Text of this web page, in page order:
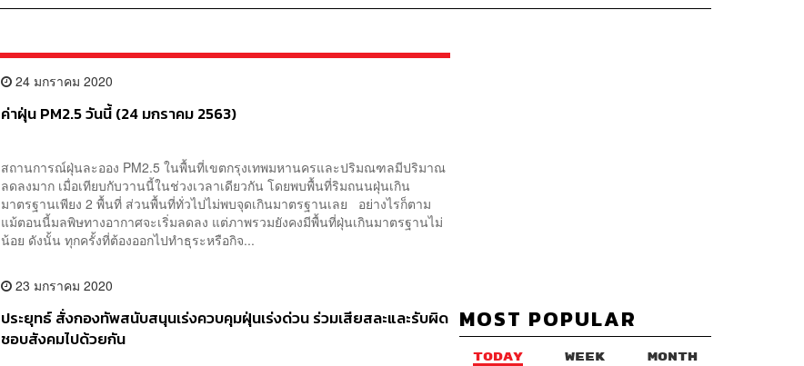
24 มกราคม 2020
ค่าฝุ่น PM2.5 วันนี้ (24 มกราคม 2563)
สถานการณ์ฝุ่นละออง PM2.5 ในพื้นที่เขตกรุงเทพมหานครและปริมณฑลมีปริมาณ
ลดลงมาก เมื่อเทียบกับวานนี้ในช่วงเวลาเดียวกัน โดยพบพื้นที่ริมถนนฝุ่นเกิน
มาตรฐานเพียง 2 พื้นที่ ส่วนพื้นที่ทั่วไปไม่พบจุดเกินมาตรฐานเลย อย่างไรก็ตาม
แม้ตอนนี้มลพิษทางอากาศจะเริ่มลดลง แต่ภาพรวมยังคงมีพื้นที่ฝุ่นเกินมาตรฐานไม่
น้อย ดังนั้น ทุกครั้งที่ต้องออกไปทำธุระหรือกิจ...
23 มกราคม 2020
ประยุทธ์ สั่งกองทัพสนับสนุนเร่งควบคุมฝุ่นเร่งด่วน ร่วมเสียสละและรับผิด
ชอบสังคมไปด้วยกัน
MOST POPULAR
TODAY WEEK MONTH